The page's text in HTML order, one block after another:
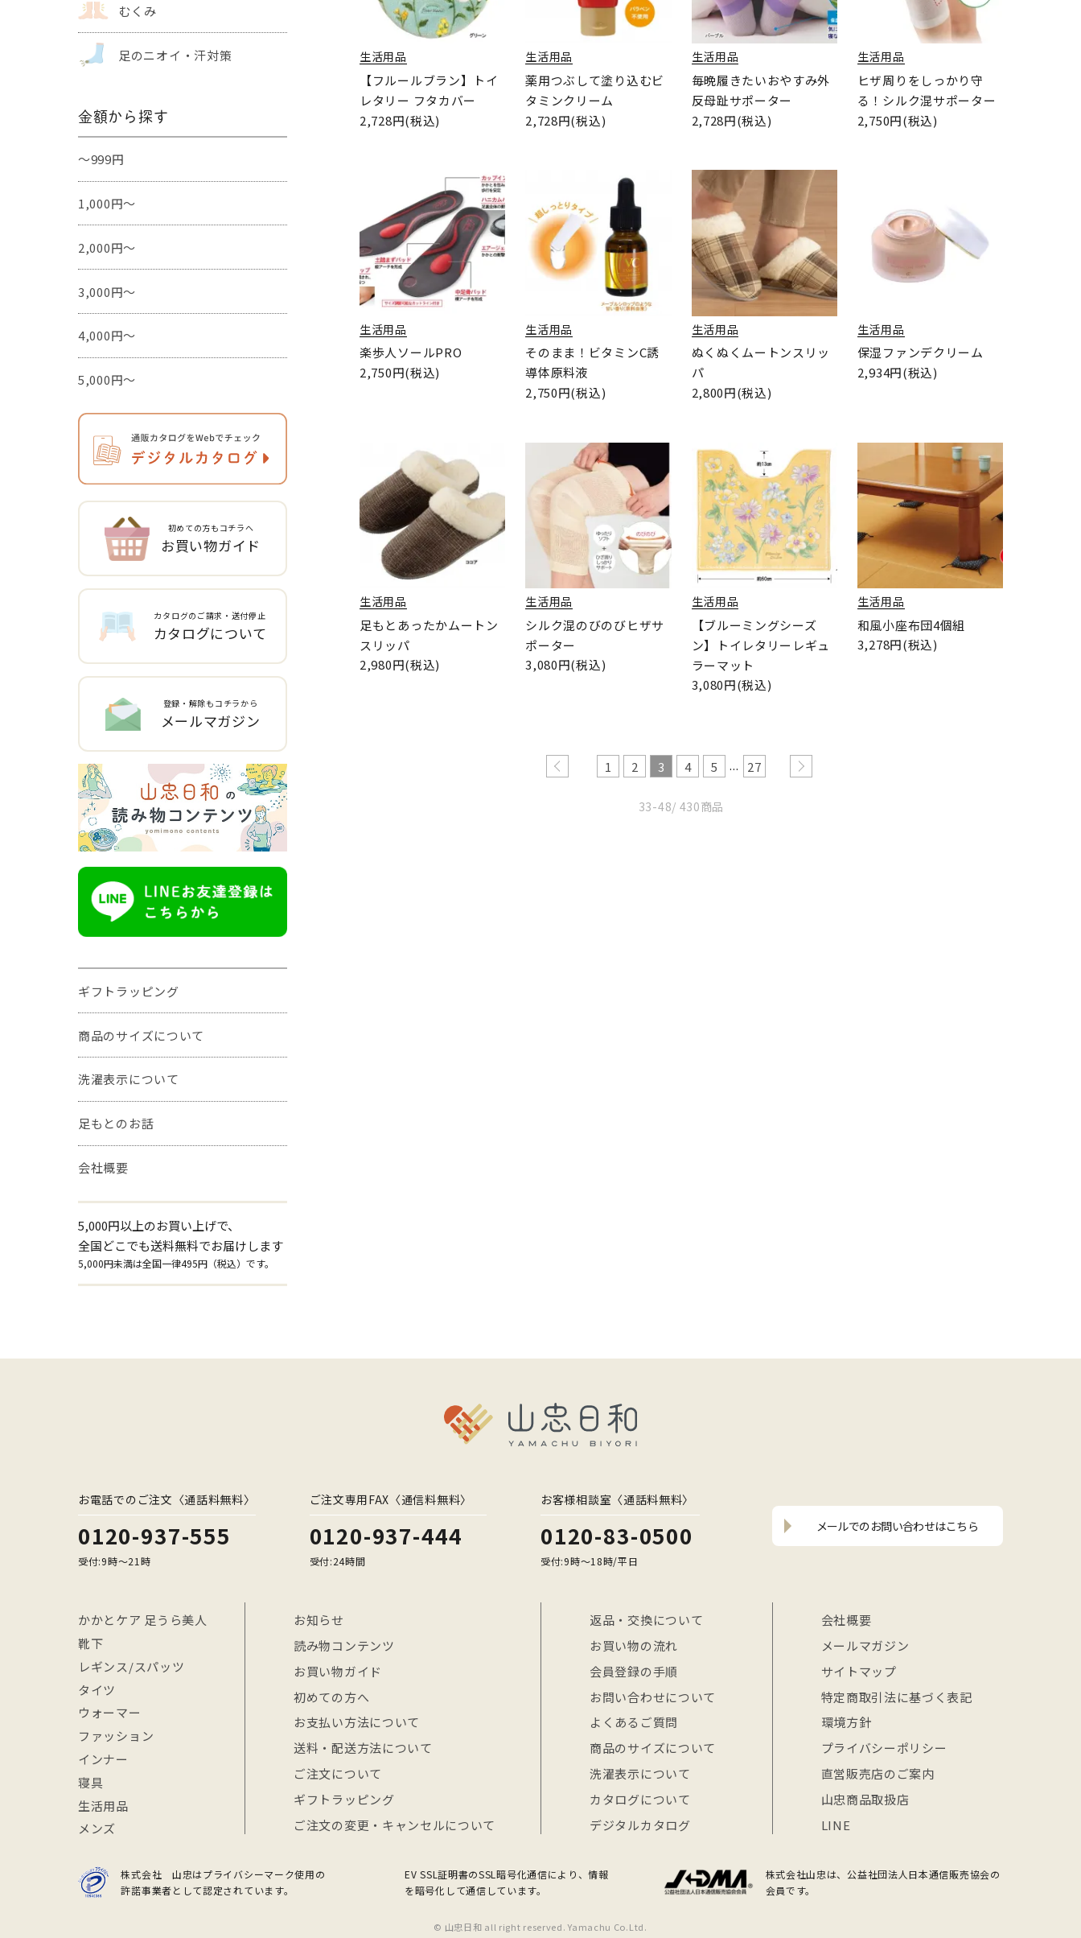
むくみ
足のニオイ・ 汗対策
金額から探す
～999円
1,000円～
2,000円～
3,000円～
4,000円～
5,000円～
初めての方もコチラへ
お買い物ガイド
カタログのご請求・送付停止
カタログについて
登録・解除もコチラから
メールマガジン
ギフトラッピング
商品のサイズについて
洗濯表示について
足もとのお話
会社概要
5,000円以上のお買い上げで、
全国どこでも送料無料でお届けします
5,000円未満は全国一律495円（税込）です。
生活用品
【フルールブラン】トイ
レタリー フタカバー
2,728円(税込)
生活用品
薬用つぶして塗り込むビ
タミンクリーム
2,728円(税込)
生活用品
毎晩履きたいおやすみ外
反母趾サポーター
2,728円(税込)
生活用品
ヒザ周りをしっかり守
る！シルク混サポーター
2,750円(税込)
生活用品
楽歩人ソールPRO
2,750円(税込)
生活用品
そのまま！ビタミンC誘
導体原料液
2,750円(税込)
生活用品
ぬくぬくムートンスリッ
パ
2,800円(税込)
生活用品
保湿ファンデクリーム
2,934円(税込)
生活用品
足もとあったかムートン
スリッパ
2,980円(税込)
生活用品
シルク混のびのびヒザサ
ポーター
3,080円(税込)
生活用品
【ブルーミングシーズ
ン】トイレタリーレギュ
ラーマット
3,080円(税込)
生活用品
和風小座布団4個組
3,278円(税込)
1 2 3 4 5 ... 27
33-48/ 430商品
お電話でのご注文〈通話料無料〉
0120-937-555
受付:9時〜21時
ご注文専用FAX〈通信料無料〉
0120-937-444
受付:24時間
お客様相談室〈通話料無料〉
0120-83-0500
受付:9時〜18時/平日
メールでのお問い合わせはこちら
かかとケア 足うら美人
靴下
レギンス/スパッツ
タイツ
ウォーマー
ファッション
インナー
寝具
生活用品
メンズ
お知らせ
読み物コンテンツ
お買い物ガイド
初めての方へ
お支払い方法について
送料・配送方法について
ご注文について
ギフトラッピング
ご注文の変更・キャンセルについて
返品・交換について
お買い物の流れ
会員登録の手順
お問い合わせについて
よくあるご質問
商品のサイズについて
洗濯表示について
カタログについて
デジタルカタログ
会社概要
メールマガジン
サイトマップ
特定商取引法に基づく表記
環境方針
プライバシーポリシー
直営販売店のご案内
山忠商品取扱店
LINE
株式会社 山忠はプライバシーマーク使用の
許諾事業者として認定されています。
EV SSL証明書のSSL暗号化通信により、情報
を暗号化して通信しています。
株式会社山忠は、公益社団法人日本通信販売協会の
会員です。
© 山忠日和 all right reserved. Yamachu Co.Ltd.